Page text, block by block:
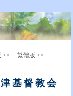
>> 繁體版 >>
基督教会